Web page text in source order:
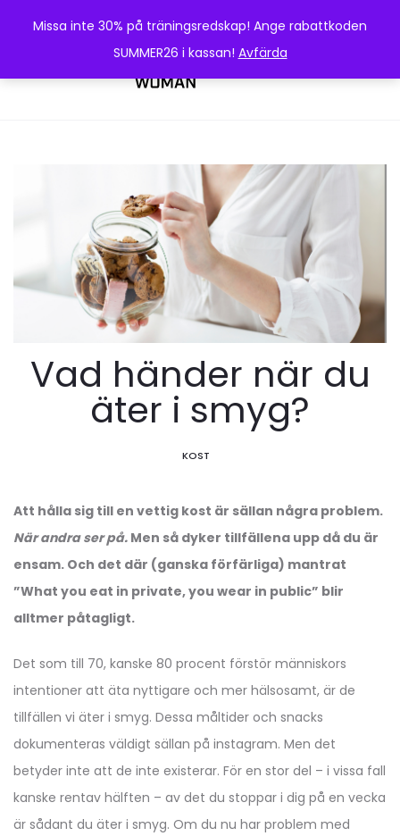
Missa inte 30% på träningsredskap! Ange rabattkoden
SUMMER26 i kassan! Avfärda
Vad händer när du
äter i smyg?
KOST
Att hålla sig till en vettig kost är sällan några problem.
När andra ser på. Men så dyker tillfällena upp då du är
ensam. Och det där (ganska förfärliga) mantrat
”What you eat in private, you wear in public” blir
alltmer påtagligt.
Det som till 70, kanske 80 procent förstör människors
intentioner att äta nyttigare och mer hälsosamt, är de
tillfällen vi äter i smyg. Dessa måltider och snacks
dokumenteras väldigt sällan på instagram. Men det
betyder inte att de inte existerar. För en stor del – i vissa fall
kanske rentav hälften – av det du stoppar i dig på en vecka
är sådant du äter i smyg. Om du nu har problem med